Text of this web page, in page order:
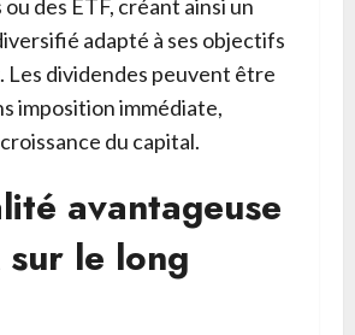
des ETF, créant ainsi un
adapté à ses objectifs
Les dividendes peuvent être
imposition immédiate,
du capital.
avantageuse
sur le long